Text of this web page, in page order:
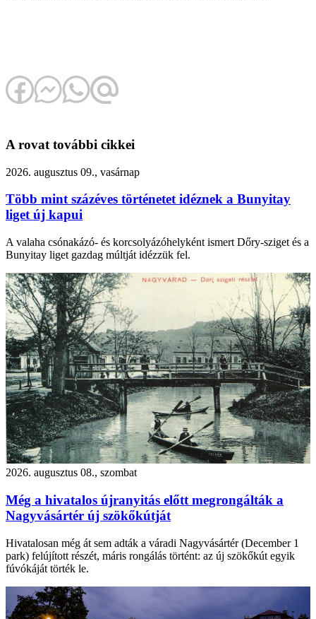
A rovat további cikkei
2026. augusztus 09., vasárnap
Több mint százéves történetet idéznek a Bunyitay
liget új kapui
A valaha csónakázó- és korcsolyázóhelyként ismert Dőry-sziget és a
Bunyitay liget gazdag múltját idézzük fel.
2026. augusztus 08., szombat
Még a hivatalos újranyitás előtt megrongálták a
Nagyvásártér új szökőkútját
Hivatalosan még át sem adták a váradi Nagyvásártér (December 1
park) felújított részét, máris rongálás történt: az új szökőkút egyik
fúvókáját törték le.